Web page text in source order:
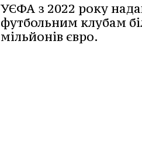
УЄФА з 2022 року
футбольним клубам
мільйонів євро.